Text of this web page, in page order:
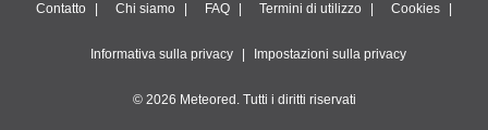
Contatto Chi siamo FAQ Termini di utilizzo Cookies
Informativa sulla privacy Impostazioni sulla privacy
© 2026 Meteored. Tutti i diritti riservati